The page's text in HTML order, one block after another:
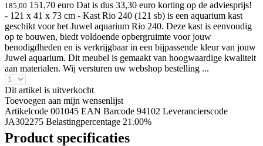
185,00 151,70 euro Dat is dus 33,30 euro korting op de adviesprijs!
- 121 x 41 x 73 cm - Kast Rio 240 (121 sb) is een aquarium kast
geschikt voor het Juwel aquarium Rio 240. Deze kast is eenvoudig
op te bouwen, biedt voldoende opbergruimte voor jouw
benodigdheden en is verkrijgbaar in een bijpassende kleur van jouw
Juwel aquarium. Dit meubel is gemaakt van hoogwaardige kwaliteit
aan materialen. Wij versturen uw webshop bestelling ...
Dit artikel is uitverkocht
Toevoegen aan mijn wensenlijst
Artikelcode 001045 EAN Barcode 94102 Leverancierscode
JA302275 Belastingpercentage 21.00%
Product specificaties